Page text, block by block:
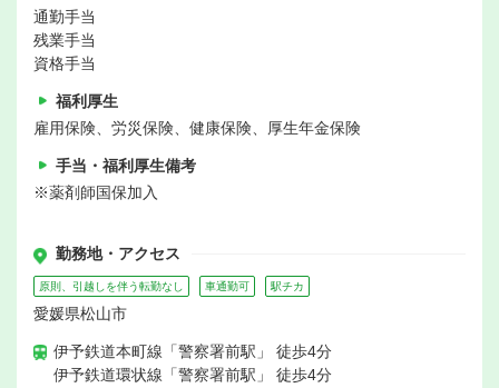
通勤手当
残業手当
資格手当
福利厚生
雇用保険、労災保険、健康保険、厚生年金保険
手当・福利厚生備考
※薬剤師国保加入
勤務地・アクセス
原則、引越しを伴う転勤なし 車通勤可 駅チカ
愛媛県松山市
伊予鉄道本町線「警察署前駅」 徒歩4分
伊予鉄道環状線「警察署前駅」 徒歩4分